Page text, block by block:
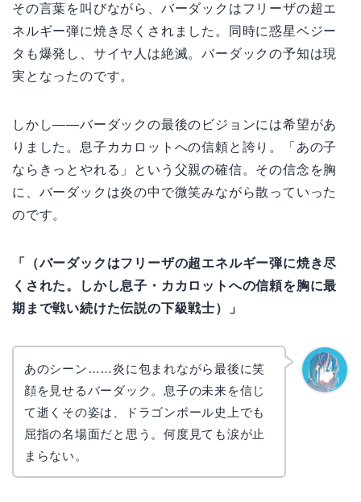
その言葉を叫びながら、バーダックはフリーザの超エ
ネルギー弾に焼き尽くされました。同時に惑星ベジー
タも爆発し、サイヤ人は絶滅。バーダックの予知は現
実となったのです。
しかし——バーダックの最後のビジョンには希望があ
りました。息子カカロットへの信頼と誇り。「あの子
ならきっとやれる」という父親の確信。その信念を胸
に、バーダックは炎の中で微笑みながら散っていった
のです。
「（バーダックはフリーザの超エネルギー弾に焼き尽
くされた。しかし息子・カカロットへの信頼を胸に最
期まで戦い続けた伝説の下級戦士）」
あのシーン……炎に包まれながら最後に笑
顔を見せるバーダック。息子の未来を信じ
て逝くその姿は、ドラゴンボール史上でも
屈指の名場面だと思う。何度見ても涙が止
まらない。